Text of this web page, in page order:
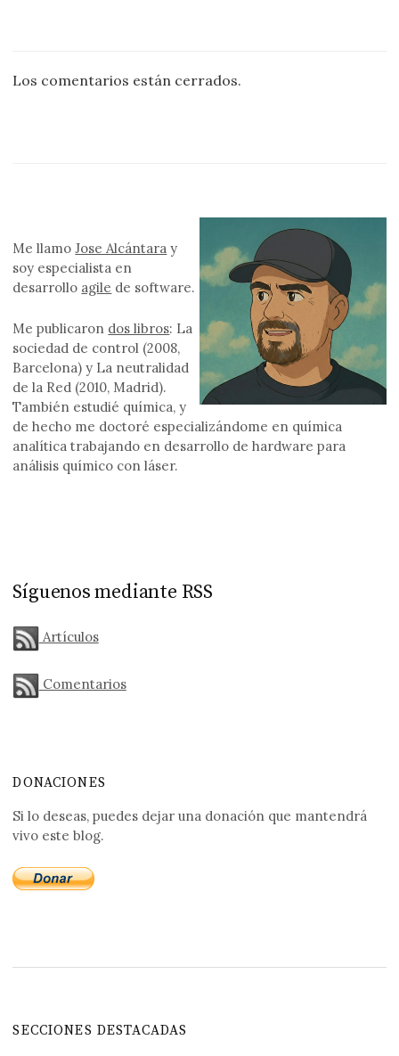
Los comentarios están cerrados.
Me llamoJose Alcántara y
soy especialista en
desarrollo agile de software.
Me publicaron dos libros: La
sociedad de control (2008,
Barcelona) y La neutralidad
de la Red (2010, Madrid).
También estudié química, y
de hecho me doctoré especializándome en química
analítica trabajando en desarrollo de hardware para
análisis químico con láser.
Síguenos mediante RSS
Artículos
Comentarios
DONACIONES
Si lo deseas, puedes dejar una donación que mantendrá
vivo este blog.
SECCIONES DESTACADAS